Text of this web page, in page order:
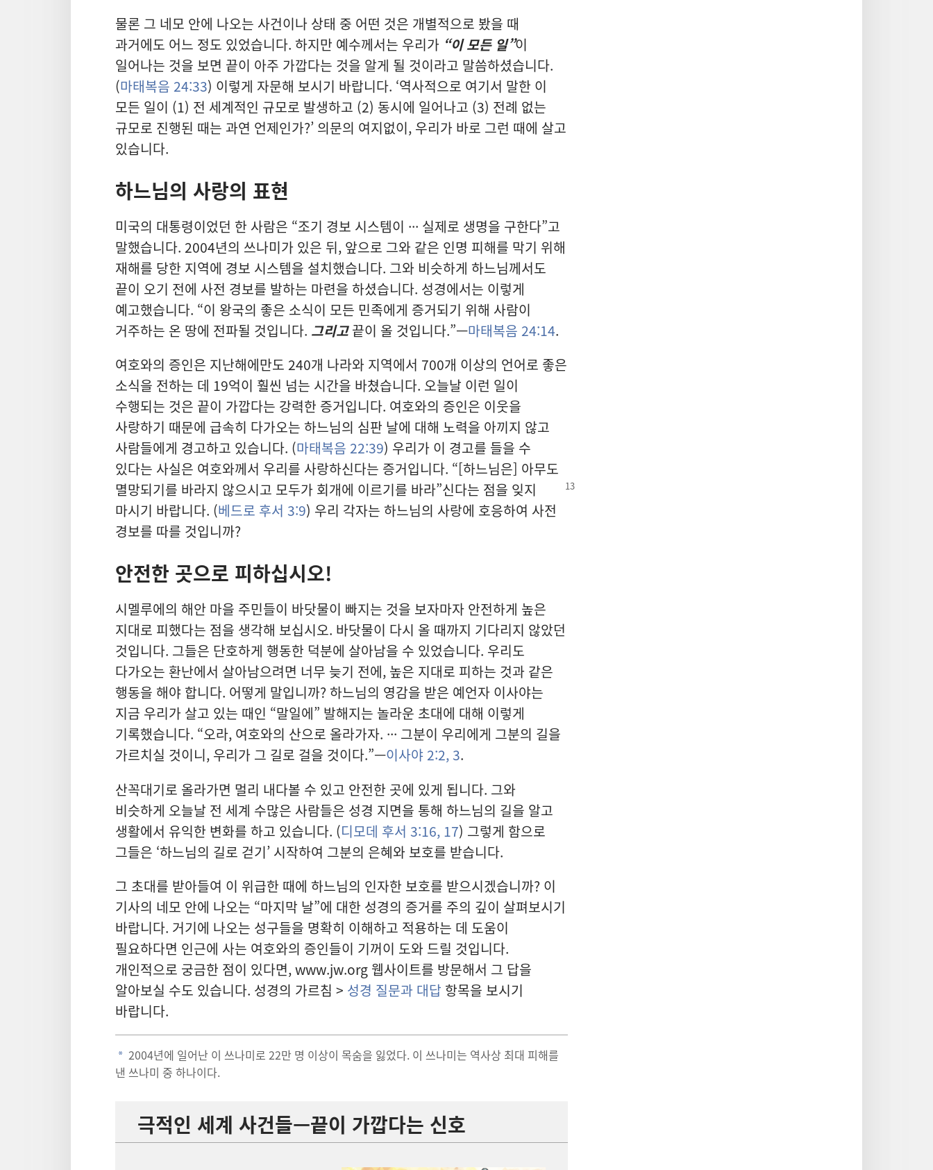
물론 그 네모 안에 나오는 사건이나 상태 중 어떤 것은 개별적으로 봤을 때
과거에도 어느 정도 있었습니다. 하지만 예수께서는 우리가 “이 모든 일”이
일어나는 것을 보면 끝이 아주 가깝다는 것을 알게 될 것이라고 말씀하셨습니다.
(마태복음 24:33) 이렇게 자문해 보시기 바랍니다. ‘역사적으로 여기서 말한 이
모든 일이 (1) 전 세계적인 규모로 발생하고 (2) 동시에 일어나고 (3) 전례 없는
규모로 진행된 때는 과연 언제인가?’ 의문의 여지없이, 우리가 바로 그런 때에 살고
있습니다.
하느님의 사랑의 표현
미국의 대통령이었던 한 사람은 “조기 경보 시스템이 ··· 실제로 생명을 구한다”고
말했습니다. 2004년의 쓰나미가 있은 뒤, 앞으로 그와 같은 인명 피해를 막기 위해
재해를 당한 지역에 경보 시스템을 설치했습니다. 그와 비슷하게 하느님께서도
끝이 오기 전에 사전 경보를 발하는 마련을 하셨습니다. 성경에서는 이렇게
예고했습니다. “이 왕국의 좋은 소식이 모든 민족에게 증거되기 위해 사람이
거주하는 온 땅에 전파될 것입니다. 그리고끝이 올 것입니다.”—마태복음 24:14.
여호와의 증인은 지난해에만도 240개 나라와 지역에서 700개 이상의 언어로 좋은
소식을 전하는 데 19억이 훨씬 넘는 시간을 바쳤습니다. 오늘날 이런 일이
수행되는 것은 끝이 가깝다는 강력한 증거입니다. 여호와의 증인은 이웃을
사랑하기 때문에 급속히 다가오는 하느님의 심판 날에 대해 노력을 아끼지 않고
사람들에게 경고하고 있습니다. (마태복음 22:39) 우리가 이 경고를 들을 수
있다는 사실은 여호와께서 우리를 사랑하신다는 증거입니다. “[하느님은] 아무도
멸망되기를 바라지 않으시고 모두가 회개에 이르기를 바라”신다는 점을 잊지
마시기 바랍니다. (베드로 후서 3:9) 우리 각자는 하느님의 사랑에 호응하여 사전
경보를 따를 것입니까?
안전한 곳으로 피하십시오!
시멜루에의 해안 마을 주민들이 바닷물이 빠지는 것을 보자마자 안전하게 높은
지대로 피했다는 점을 생각해 보십시오. 바닷물이 다시 올 때까지 기다리지 않았던
것입니다. 그들은 단호하게 행동한 덕분에 살아남을 수 있었습니다. 우리도
다가오는 환난에서 살아남으려면 너무 늦기 전에, 높은 지대로 피하는 것과 같은
행동을 해야 합니다. 어떻게 말입니까? 하느님의 영감을 받은 예언자 이사야는
지금 우리가 살고 있는 때인 “말일에” 발해지는 놀라운 초대에 대해 이렇게
기록했습니다. “오라, 여호와의 산으로 올라가자. ··· 그분이 우리에게 그분의 길을
가르치실 것이니, 우리가 그 길로 걸을 것이다.”—이사야 2:2, 3.
산꼭대기로 올라가면 멀리 내다볼 수 있고 안전한 곳에 있게 됩니다. 그와
비슷하게 오늘날 전 세계 수많은 사람들은 성경 지면을 통해 하느님의 길을 알고
생활에서 유익한 변화를 하고 있습니다. (디모데 후서 3:16, 17) 그렇게 함으로
그들은 ‘하느님의 길로 걷기’ 시작하여 그분의 은혜와 보호를 받습니다.
그 초대를 받아들여 이 위급한 때에 하느님의 인자한 보호를 받으시겠습니까? 이
기사의 네모 안에 나오는 “마지막 날”에 대한 성경의 증거를 주의 깊이 살펴보시기
바랍니다. 거기에 나오는 성구들을 명확히 이해하고 적용하는 데 도움이
필요하다면 인근에 사는 여호와의 증인들이 기꺼이 도와 드릴 것입니다.
개인적으로 궁금한 점이 있다면, www.jw.org 웹사이트를 방문해서 그 답을
알아보실 수도 있습니다. 성경의 가르침 > 성경 질문과 대답 항목을 보시기
바랍니다.
a 2004년에 일어난 이 쓰나미로 22만 명 이상이 목숨을 잃었다. 이 쓰나미는 역사상 최대 피해를
낸 쓰나미 중 하나이다.
극적인 세계 사건들—끝이 가깝다는 신호